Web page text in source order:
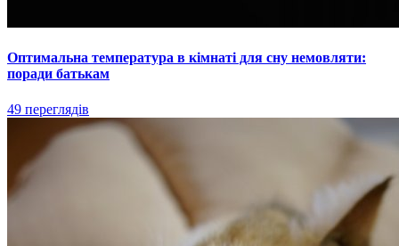
Оптимальна температура в кімнаті для сну немовляти:
поради батькам
49 переглядів